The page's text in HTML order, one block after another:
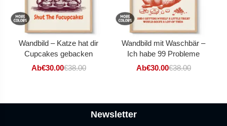
Wandbild – Katze hat dir
Cupcakes gebacken
Ab€30.00€38.00
Wandbild mit Waschbär –
Ich habe 99 Probleme
Ab€30.00€38.00
Newsletter